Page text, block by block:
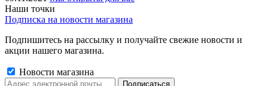
Наши точки
Подписка на новости магазина
Подпишитесь на рассылку и получайте свежие новости и
акции нашего магазина.
Новости магазина